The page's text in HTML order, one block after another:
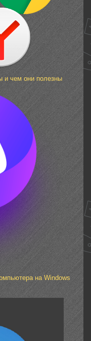
и чем они полезны
на Windows